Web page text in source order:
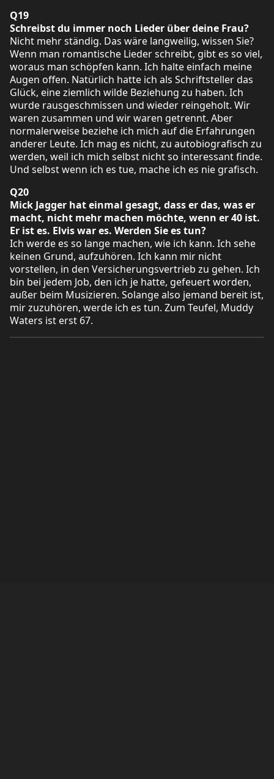
Q19
Schreibst du immer noch Lieder über deine Frau?
Nicht mehr ständig. Das wäre langweilig, wissen Sie?
Wenn man romantische Lieder schreibt, gibt es so viel,
woraus man schöpfen kann. Ich halte einfach meine
Augen offen. Natürlich hatte ich als Schriftsteller das
Glück, eine ziemlich wilde Beziehung zu haben. Ich
wurde rausgeschmissen und wieder reingeholt. Wir
waren zusammen und wir waren getrennt. Aber
normalerweise beziehe ich mich auf die Erfahrungen
anderer Leute. Ich mag es nicht, zu autobiografisch zu
werden, weil ich mich selbst nicht so interessant finde.
Und selbst wenn ich es tue, mache ich es nie grafisch.
Q20
Mick Jagger hat einmal gesagt, dass er das, was er
macht, nicht mehr machen möchte, wenn er 40 ist.
Er ist es. Elvis war es. Werden Sie es tun?
Ich werde es so lange machen, wie ich kann. Ich sehe
keinen Grund, aufzuhören. Ich kann mir nicht
vorstellen, in den Versicherungsvertrieb zu gehen. Ich
bin bei jedem Job, den ich je hatte, gefeuert worden,
außer beim Musizieren. Solange also jemand bereit ist,
mir zuzuhören, werde ich es tun. Zum Teufel, Muddy
Waters ist erst 67.